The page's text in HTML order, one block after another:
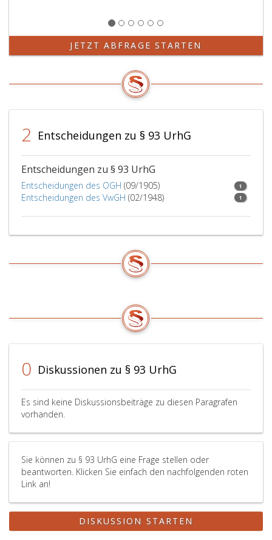
JETZT ABFRAGE STARTEN
2 Entscheidungen zu § 93 UrhG
Entscheidungen zu § 93 UrhG
Entscheidungen des OGH (09/1905) 1
Entscheidungen des VwGH (02/1948) 1
0 Diskussionen zu § 93 UrhG
Es sind keine Diskussionsbeiträge zu diesen Paragrafen
vorhanden.
Sie können zu § 93 UrhG eine Frage stellen oder
beantworten. Klicken Sie einfach den nachfolgenden roten
Link an!
DISKUSSION STARTEN